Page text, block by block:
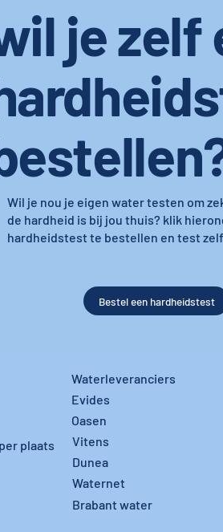
je zelf
Wil je nou je eigen water testen om
de hardheid is bij jou thuis? klik
hardheidstest te bestellen en test
Bestel een hardheidstest
plaats
Waterleveranciers
Evides
Oasen
Vitens
Dunea
Waternet
Brabant water